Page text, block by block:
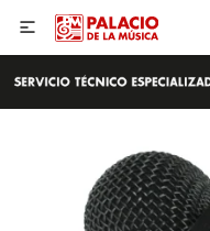

ENVIAR